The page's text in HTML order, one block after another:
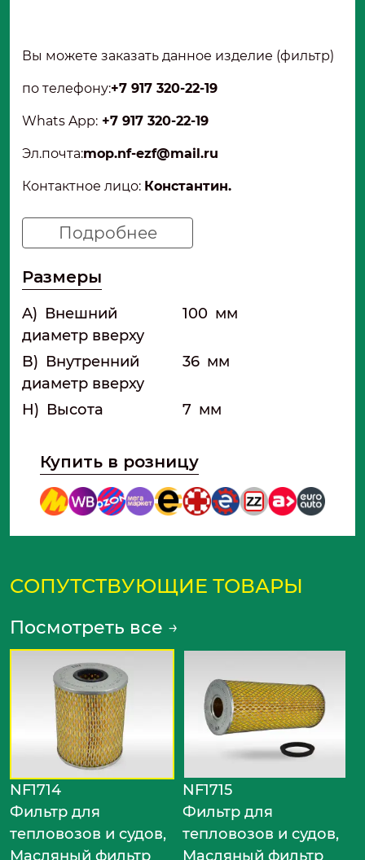
Вы можете заказать данное изделие (фильтр)
по телефону:+7 917 320-22-19
Whats App: +7 917 320-22-19
Эл.почта:mop.nf-ezf@mail.ru
Контактное лицо: Константин.
Подробнее
Размеры
A) Внешний
диаметр вверху
100 мм
B) Внутренний
диаметр вверху
36 мм
H) Высота 7 мм
Купить в розницу
СОПУТСТВУЮЩИЕ ТОВАРЫ
Посмотреть все →
NF1714
Фильтр для
тепловозов и судов,
Масляный фильтр
NF1715
Фильтр для
тепловозов и судов,
Масляный фильтр